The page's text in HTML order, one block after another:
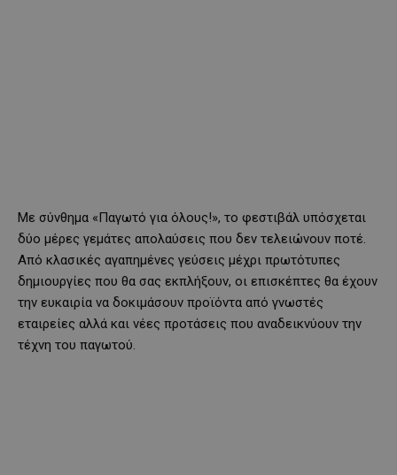
Με σύνθημα «Παγωτό για όλους!», το φεστιβάλ υπόσχεται
δύο μέρες γεμάτες απολαύσεις που δεν τελειώνουν ποτέ.
Από κλασικές αγαπημένες γεύσεις μέχρι πρωτότυπες
δημιουργίες που θα σας εκπλήξουν, οι επισκέπτες θα έχουν
την ευκαιρία να δοκιμάσουν προϊόντα από γνωστές
εταιρείες αλλά και νέες προτάσεις που αναδεικνύουν την
τέχνη του παγωτού.